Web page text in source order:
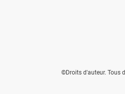
©Droits d'auteur. Tous